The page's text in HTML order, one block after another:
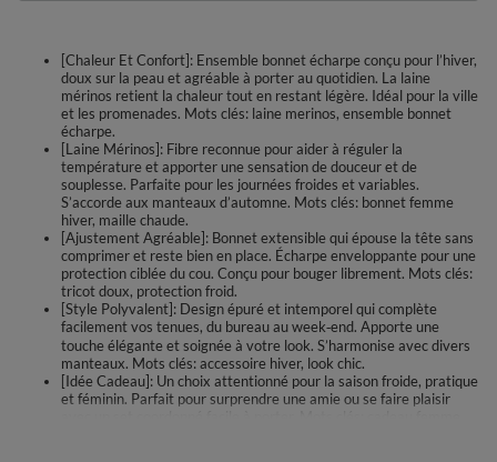
[Chaleur Et Confort]: Ensemble bonnet écharpe conçu pour l’hiver,
doux sur la peau et agréable à porter au quotidien. La laine
mérinos retient la chaleur tout en restant légère. Idéal pour la ville
et les promenades. Mots clés: laine merinos, ensemble bonnet
écharpe.
[Laine Mérinos]: Fibre reconnue pour aider à réguler la
température et apporter une sensation de douceur et de
souplesse. Parfaite pour les journées froides et variables.
S’accorde aux manteaux d’automne. Mots clés: bonnet femme
hiver, maille chaude.
[Ajustement Agréable]: Bonnet extensible qui épouse la tête sans
comprimer et reste bien en place. Écharpe enveloppante pour une
protection ciblée du cou. Conçu pour bouger librement. Mots clés:
tricot doux, protection froid.
[Style Polyvalent]: Design épuré et intemporel qui complète
facilement vos tenues, du bureau au week‑end. Apporte une
touche élégante et soignée à votre look. S’harmonise avec divers
manteaux. Mots clés: accessoire hiver, look chic.
[Idée Cadeau]: Un choix attentionné pour la saison froide, pratique
et féminin. Parfait pour surprendre une amie ou se faire plaisir